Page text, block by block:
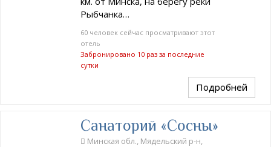
Рыбчанка…
60 человек сейчас просматривают этот
отель
Забронировано 10 раз за последние
сутки
Подробней
Санаторий «Сосны»
Минская обл., Мядельский р-н,